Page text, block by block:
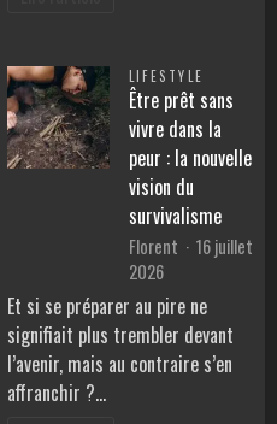
LIFESTYLE
Être prêt sans
vivre dans la
peur : la nouvelle
vision du
survivalisme
Florent
16 juillet
2026
Et si se préparer au pire ne
signifiait plus trembler devant
l’avenir, mais au contraire s’en
affranchir ?…